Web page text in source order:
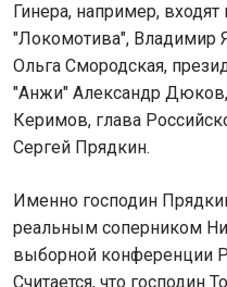
Гинера, например,
"Локомотива", Владимир
Ольга Смородская,
"Анжи" Александр
Керимов, глава
Сергей Прядкин.
Именно господин
реальным соперником
выборной конференции
Считается, что господин